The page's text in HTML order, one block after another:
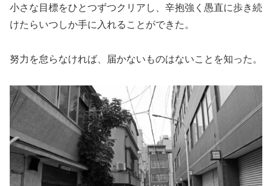
小さな目標をひとつずつクリアし、辛抱強く愚直に歩き続
けたらいつしか手に入れることができた。
努力を怠らなければ、届かないものはないことを知った。